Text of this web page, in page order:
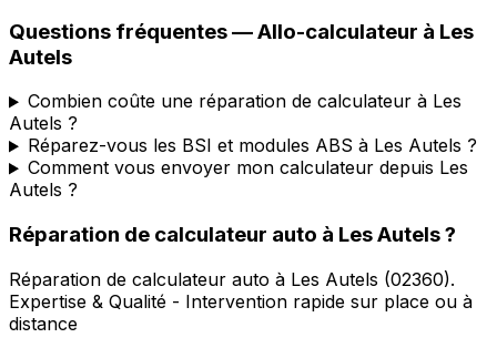
Questions fréquentes —Allo-calculateur à Les
Autels
Combien coûte une réparation de calculateur à Les
Autels ?
Réparez-vous les BSI et modules ABS à Les Autels ?
Comment vous envoyer mon calculateur depuis Les
Autels ?
Réparation de calculateur auto à Les Autels?
Réparation de calculateur auto à Les Autels (02360).
Expertise & Qualité - Intervention rapide sur place ou à
distance